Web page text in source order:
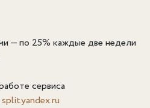
— по 25% каждые две недели
сервиса
split.yandex.ru